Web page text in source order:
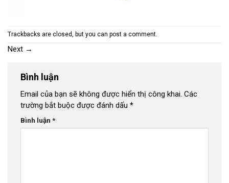
Trackbacks are closed, but you can post a comment.
Next →
Bình luận
Email của bạn sẽ không được hiển thị công khai. Các
trường bắt buộc được đánh dấu *
Bình luận *